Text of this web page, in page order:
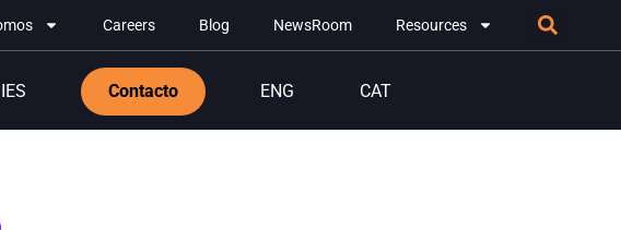
Careers Blog NewsRoom Resources
Contacto ENG CAT